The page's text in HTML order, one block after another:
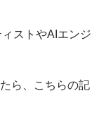
ストやAIエンジ
ら、こちらの記